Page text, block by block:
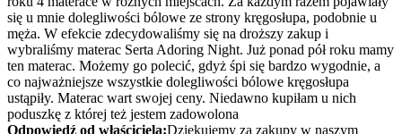
się u mnie dolegliwości bólowe ze strony kręgosłupa, podobnie u
męża. W efekcie zdecydowaliśmy się na droższy zakup i
wybraliśmy materac Serta Adoring Night. Już ponad pół roku mamy
ten materac. Możemy go polecić, gdyż śpi się bardzo wygodnie, a
co najważniejsze wszystkie dolegliwości bólowe kręgosłupa
ustąpiły. Materac wart swojej ceny. Niedawno kupiłam u nich
poduszkę z której też jestem zadowolona
Odpowiedź od właściciela:Dziękujemy za zakupy w naszym